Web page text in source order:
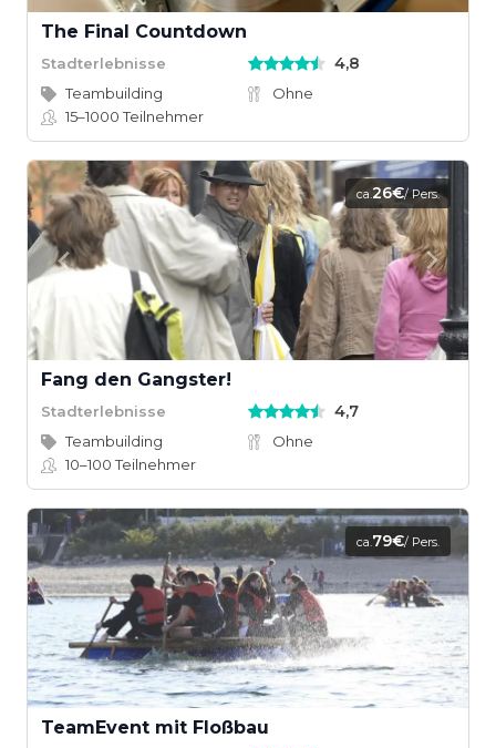
The Final Countdown
Stadterlebnisse 4,8
Teambuilding
Ohne
15–1000Teilnehmer
ca.26€/ Pers.
Fang den Gangster!
Stadterlebnisse 4,7
Teambuilding
Ohne
10–100Teilnehmer
ca.79€/ Pers.
TeamEvent mit Floßbau